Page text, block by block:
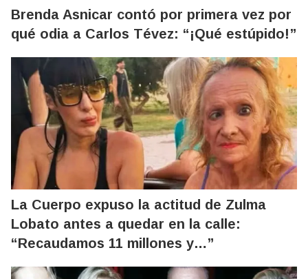
Brenda Asnicar contó por primera vez por
qué odia a Carlos Tévez: “¡Qué estúpido!”
La Cuerpo expuso la actitud de Zulma
Lobato antes a quedar en la calle:
“Recaudamos 11 millones y…”